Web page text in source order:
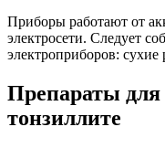
Приборы работают от
электросети. Следует
электроприборов: сухие
Препараты
тонзиллите